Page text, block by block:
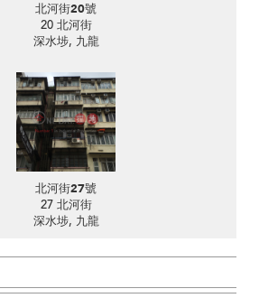
北河街20號
20 北河街
深水埗, 九龍
北河街27號
27 北河街
深水埗, 九龍